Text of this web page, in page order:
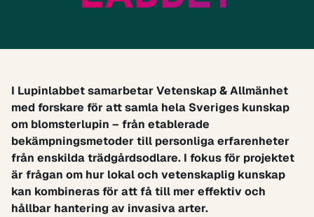
I Lupinlabbet samarbetar Vetenskap & Allmänhet
med forskare för att samla hela Sveriges kunskap
om blomsterlupin – från etablerade
bekämpningsmetoder till personliga erfarenheter
från enskilda trädgårdsodlare. I fokus för projektet
är frågan om hur lokal och vetenskaplig kunskap
kan kombineras för att få till mer effektiv och
hållbar hantering av invasiva arter.